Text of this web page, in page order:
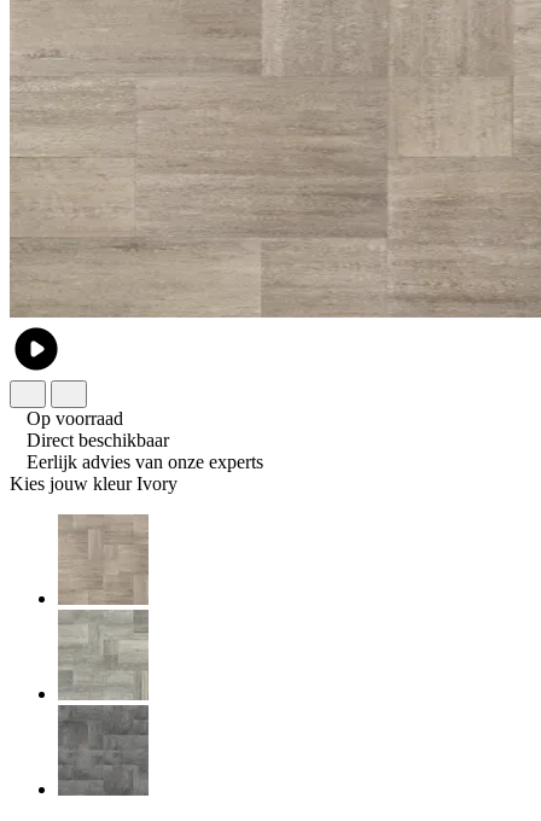
Op voorraad
Direct beschikbaar
Eerlijk advies van onze experts
Kies jouw kleur Ivory